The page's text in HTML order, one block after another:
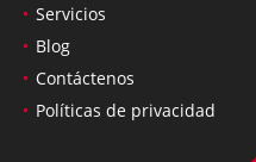
Servicios
Blog
Contáctenos
Políticas de privacidad